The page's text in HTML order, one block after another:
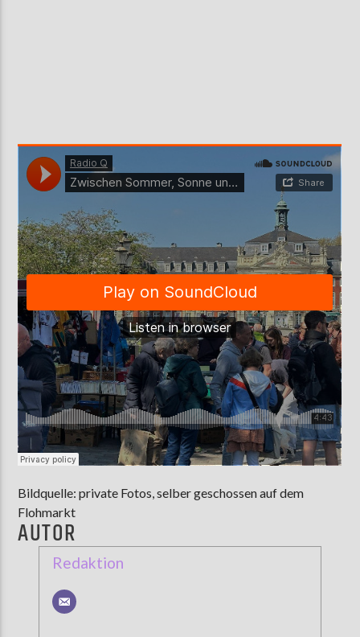
Bildquelle: private Fotos, selber geschossen auf dem
Flohmarkt
AUTOR
Redaktion